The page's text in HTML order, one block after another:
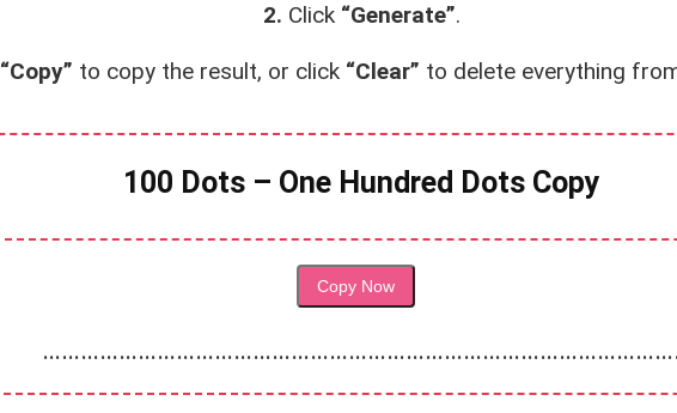
2. Click “Generate”.
“Copy” to copy the result, or click “Clear” to delete everything
100 Dots – One Hundred Dots Copy
Copy Now